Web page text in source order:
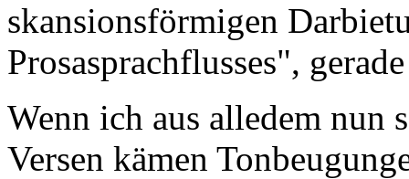
skansionsförmigen
Prosasprachflusses",
Wenn ich aus alledem nun
Versen kämen